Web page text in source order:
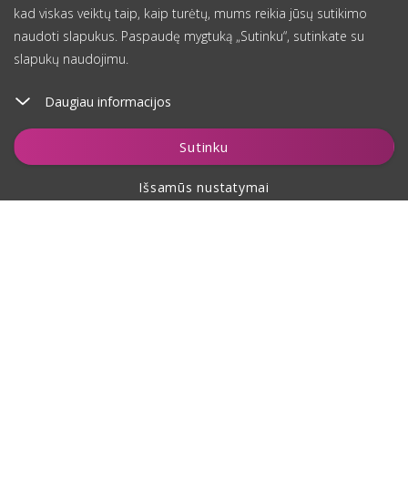
kad viskas veiktų taip, kaip turėtų, mums reikia jūsų sutikimo
naudoti slapukus. Paspaudę mygtuką „Sutinku“, sutinkate su
slapukų naudojimu.
Daugiau informacijos
Sutinku
Išsamūs nustatymai
Įdėti į krepšelį